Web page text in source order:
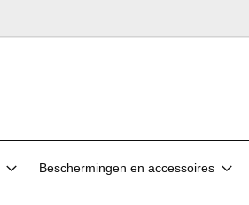
Beschermingen en accessoires